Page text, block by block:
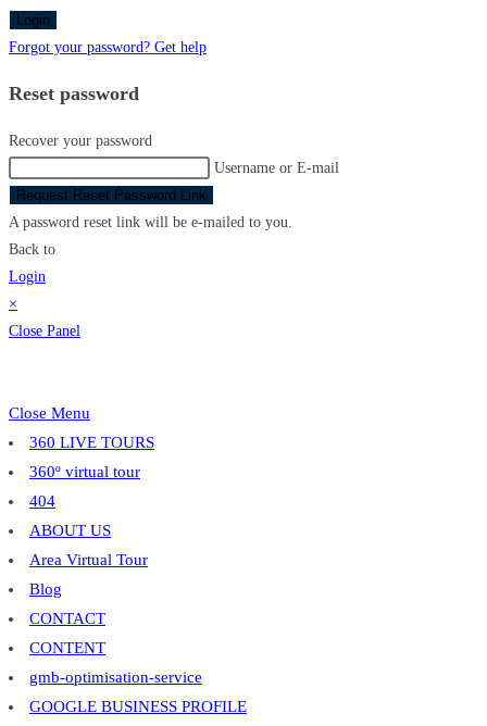
Login
Forgot your password? Get help
Reset password
Recover your password
Username or E-mail
Request Reset Password Link
A password reset link will be e-mailed to you.
Back to
Login
×
Close Panel
Close Menu
360 LIVE TOURS
360º virtual tour
404
ABOUT US
Area Virtual Tour
Blog
CONTACT
CONTENT
gmb-optimisation-service
GOOGLE BUSINESS PROFILE